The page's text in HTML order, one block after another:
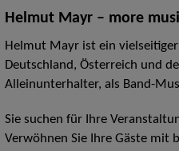
Helmut Mayr – more
Helmut Mayr ist ein
Deutschland, Österreich und
Alleinunterhalter, als Band-
Sie suchen für Ihre
Verwöhnen Sie Ihre Gäste mit